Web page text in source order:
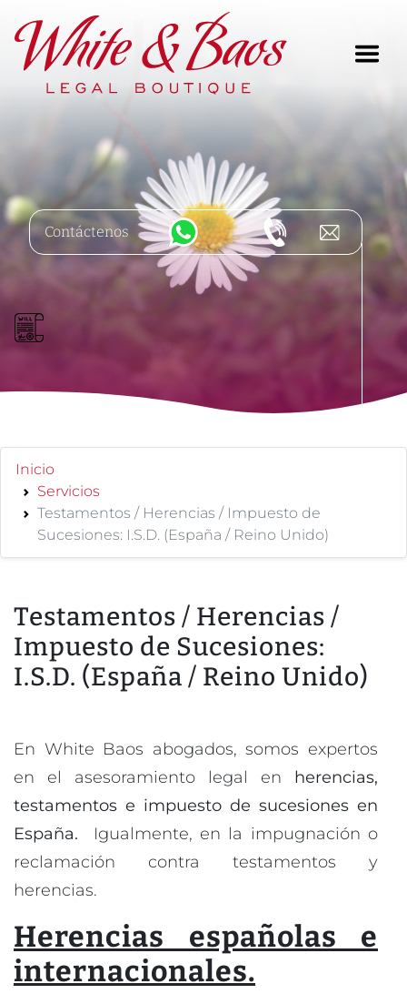
Main Navigation
Contáctenos
Inicio
Servicios
Testamentos / Herencias / Impuesto de
Sucesiones: I.S.D. (España / Reino Unido)
Testamentos / Herencias /
Impuesto de Sucesiones:
I.S.D. (España / Reino Unido)
En White Baos abogados, somos expertos
en el asesoramiento legal en herencias,
testamentos e impuesto de sucesiones en
España.
Igualmente, en la impugnación o
reclamación contra testamentos y
herencias.
Herencias españolas e
internacionales.